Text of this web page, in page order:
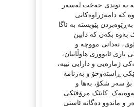
بە توندی جەخت لەسەر
کە دامەزراوەکانی
پێویستە بە ئاگا
بەوە بکەن کە دابین
نەدانی مووچە و
باری ئابووری هاوڵاتیان،
ژمارەیی و دارایی نییە،
ڕاستەوخۆ و بەرنامە
بۆ سەر شکۆ، بەها و
کاتێک مرۆڤێکی
و ماندوو دەگاتە ئاستی